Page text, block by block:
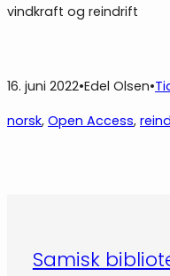
vindkraft og reindrift
16. juni 2022•Edel Olsen•
norsk, Open Access,
Samisk